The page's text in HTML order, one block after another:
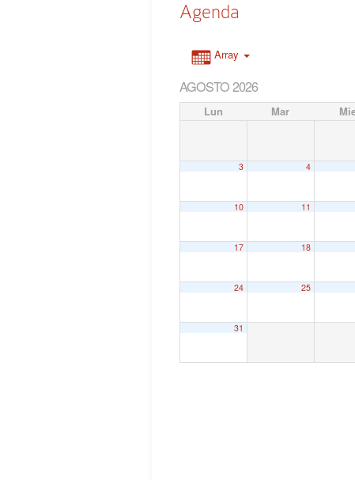
Agenda
Array
AGOSTO 2026
Lun Mar
3 4
10 11
17 18
24 25
31